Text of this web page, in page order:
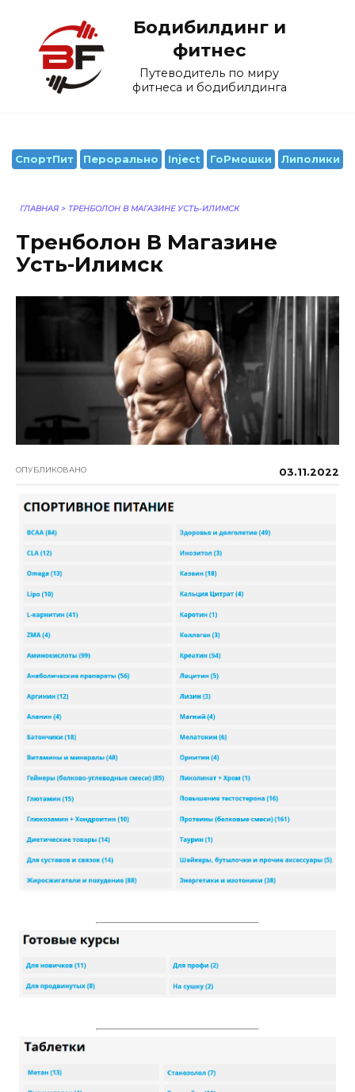
содержанию
Бодибилдинг и
фитнес
Путеводитель по миру
фитнеса и бодибилдинга
СпортПит Перорально Inject ГоРмошки Липолики
ГЛАВНАЯ > ТРЕНБОЛОН В МАГАЗИНЕ УСТЬ-ИЛИМСК
Тренболон В Магазине
Усть-Илимск
ОПУБЛИКОВАНО 03.11.2022